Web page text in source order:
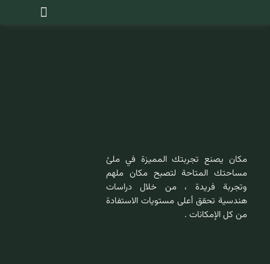
مكان يصنع تجربتك المميزة في ملئ
مساحتك المتاحة لتصبح مكان ملهم
وتجربة فريدة ، من خلال دراسات
هندسية تحقق أعلى مستويات الاستفادة
من كل الإمكانات .